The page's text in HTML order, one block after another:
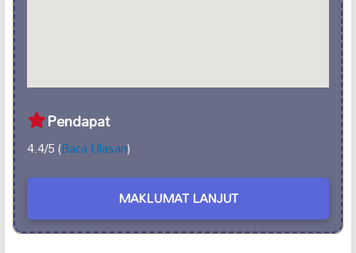
Pendapat
4.4/5 (Baca Ulasan)
MAKLUMAT LANJUT